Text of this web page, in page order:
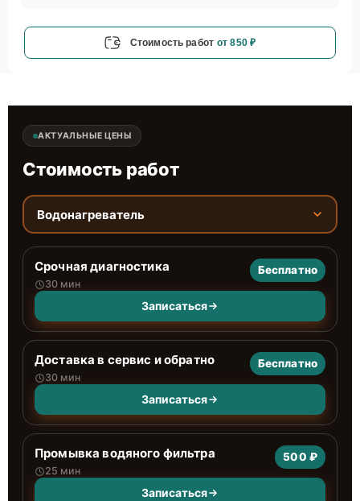
Стоимость работ от 850 ₽
АКТУАЛЬНЫЕ ЦЕНЫ
Стоимость работ
Водонагреватель
Срочная диагностика
30 мин
Бесплатно
Записаться
Доставка в сервис и обратно
30 мин
Бесплатно
Записаться
Промывка водяного фильтра
25 мин
500 ₽
Записаться